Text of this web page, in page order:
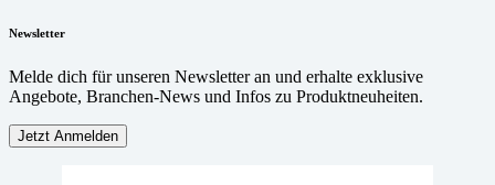
Newsletter
Melde dich für unseren Newsletter an und erhalte exklusive
Angebote, Branchen-News und Infos zu Produktneuheiten.
Jetzt Anmelden